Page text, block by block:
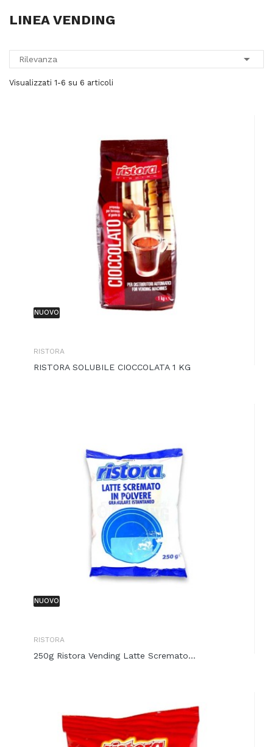
LINEA VENDING
Rilevanza 
Visualizzati 1-6 su 6 articoli
NUOVO
RISTORA
RISTORA SOLUBILE CIOCCOLATA 1 KG
NUOVO
RISTORA
250g Ristora Vending Latte Scremato...